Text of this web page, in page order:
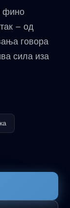
фино
– од
говора
сила иза